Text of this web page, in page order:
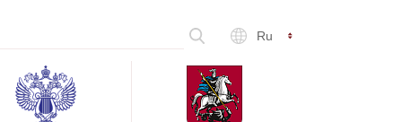
Ru